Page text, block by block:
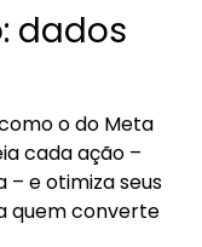
dados
o do Meta
cada ação –
– e otimiza seus
quem converte